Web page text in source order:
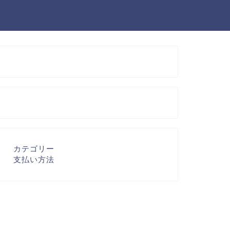
カテゴリー
支払い方法